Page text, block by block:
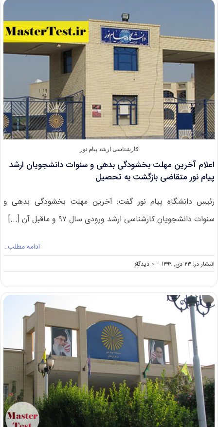
در
دستور
کار
دانشگاه
پیام
کارشناسی ارشد پیام نور
اعلام آخرین مهلت بخشودگی بدهی و سنوات دانشجویان ارشد
پیام نور متقاضی بازگشت به تحصیل
رئیس دانشگاه پیام نور گفت: آخرین مهلت بخشودگی بدهی و
سنوات دانشجویان کارشناسی ارشد ورودی سال ۹۷ و ماقبل آن [...]
ادامه مطلب…
انتشار در: ۲۳ دی, ۱۳۹۹ -- ۰ دیدگاه
on
اعلام
مهلت
و
سنوات
دانشجویان
نور
متقاضی
بازگشت
به
تحصیل